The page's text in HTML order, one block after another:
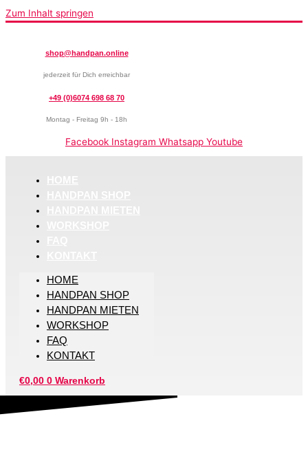
Zum Inhalt springen
shop@handpan.online
jederzeit für Dich erreichbar
+49 (0)6074 698 68 70
Montag - Freitag 9h - 18h
Facebook Instagram Whatsapp Youtube
HOME
HANDPAN SHOP
HANDPAN MIETEN
WORKSHOP
FAQ
KONTAKT
€0,00 0 Warenkorb